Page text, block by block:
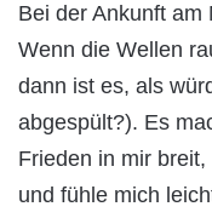
Bei der Ankunft am
Wenn die Wellen
dann ist es, als
abgespült?). Es
Frieden in mir
und fühle mich